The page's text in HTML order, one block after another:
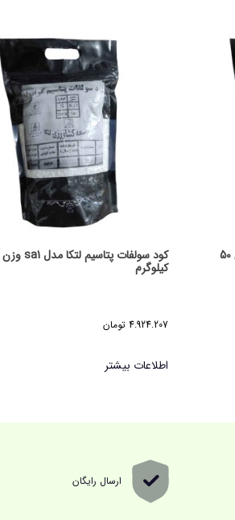
کود سولفات پتاسیم لتکا مدل sa1 وزن 50
کیلوگرم
4.924.207 تومان
اطلاعات بیشتر
ارسال رایگان